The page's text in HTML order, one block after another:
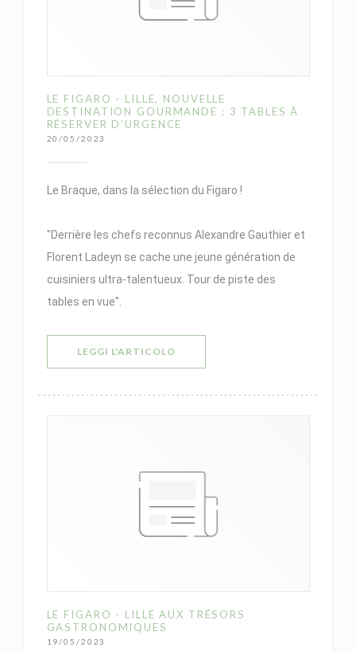
LE FIGARO - LILLE, NOUVELLE
DESTINATION GOURMANDE : 3 TABLES À
RÉSERVER D’URGENCE
20/05/2023
Le Braque, dans la sélection du Figaro !
"Derrière les chefs reconnus Alexandre Gauthier et
Florent Ladeyn se cache une jeune génération de
cuisiniers ultra-talentueux. Tour de piste des
tables en vue".
LEGGI L'ARTICOLO((APRE UNA NUOVA FINESTRA))
LE FIGARO - LILLE AUX TRÉSORS
GASTRONOMIQUES
19/05/2023